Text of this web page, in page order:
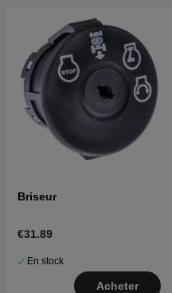
Briseur
€31.89
En stock
Acheter